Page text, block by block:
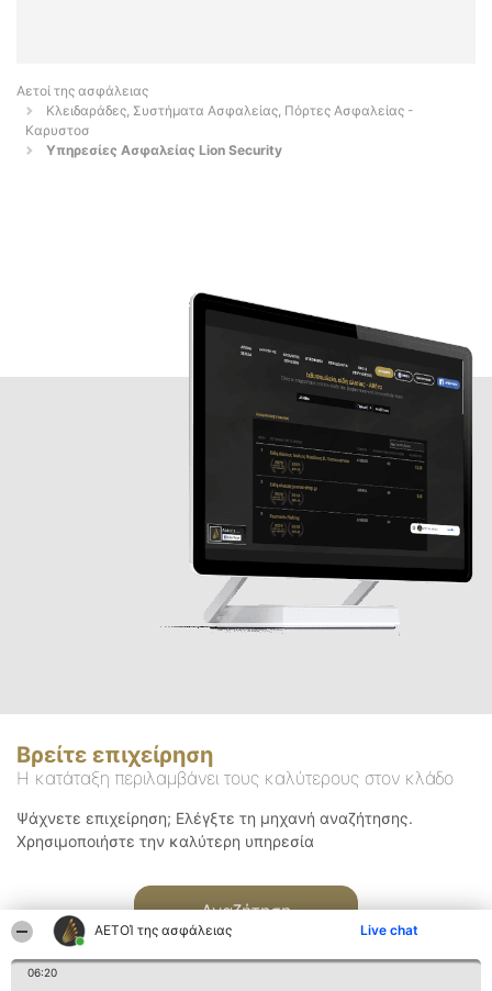
ΑΕΤΟΊ της ασφάλειας Live chat
06:20
Αετοί της ασφάλειας
Κλειδαράδες, Συστήματα Ασφαλείας, Πόρτες Ασφαλείας -
Καρυστοσ
Υπηρεσίες Ασφαλείας Lion Security
Βρείτε επιχείρηση
Η κατάταξη περιλαμβάνει τους καλύτερους στον κλάδο
Ψάχνετε επιχείρηση; Ελέγξτε τη μηχανή αναζήτησης.
Χρησιμοποιήστε την καλύτερη υπηρεσία
Αναζήτηση